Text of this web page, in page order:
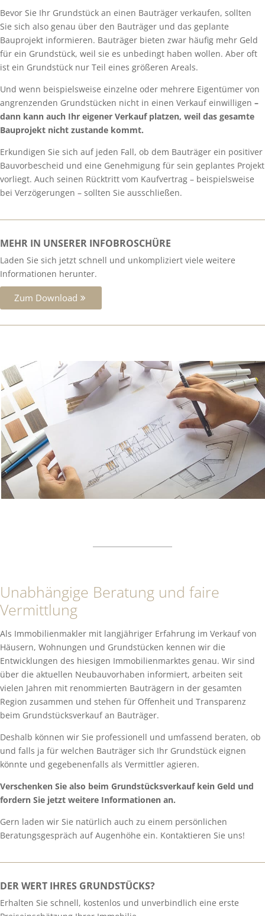
Bevor Sie Ihr Grundstück an einen Bauträger verkaufen, sollten
Sie sich also genau über den Bauträger und das geplante
Bauprojekt informieren. Bauträger bieten zwar häufig mehr Geld
für ein Grundstück, weil sie es unbedingt haben wollen. Aber oft
ist ein Grundstück nur Teil eines größeren Areals.
Und wenn beispielsweise einzelne oder mehrere Eigentümer von
angrenzenden Grundstücken nicht in einen Verkauf einwilligen –
dann kann auch Ihr eigener Verkauf platzen, weil das gesamte
Bauprojekt nicht zustande kommt.
Erkundigen Sie sich auf jeden Fall, ob dem Bauträger ein positiver
Bauvorbescheid und eine Genehmigung für sein geplantes Projekt
vorliegt. Auch seinen Rücktritt vom Kaufvertrag – beispielsweise
bei Verzögerungen – sollten Sie ausschließen.
MEHR IN UNSERER INFOBROSCHÜRE
Laden Sie sich jetzt schnell und unkompliziert viele weitere
Informationen herunter.
Zum Download
Unabhängige Beratung und faire
Vermittlung
Als Immobilienmakler mit langjähriger Erfahrung im Verkauf von
Häusern, Wohnungen und Grundstücken kennen wir die
Entwicklungen des hiesigen Immobilienmarktes genau. Wir sind
über die aktuellen Neubauvorhaben informiert, arbeiten seit
vielen Jahren mit renommierten Bauträgern in der gesamten
Region zusammen und stehen für Offenheit und Transparenz
beim Grundstücksverkauf an Bauträger.
Deshalb können wir Sie professionell und umfassend beraten, ob
und falls ja für welchen Bauträger sich Ihr Grundstück eignen
könnte und gegebenenfalls als Vermittler agieren.
Verschenken Sie also beim Grundstücksverkauf kein Geld und
fordern Sie jetzt weitere Informationen an.
Gern laden wir Sie natürlich auch zu einem persönlichen
Beratungsgespräch auf Augenhöhe ein. Kontaktieren Sie uns!
DER WERT IHRES GRUNDSTÜCKS?
Erhalten Sie schnell, kostenlos und unverbindlich eine erste